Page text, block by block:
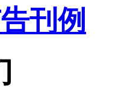
刊例